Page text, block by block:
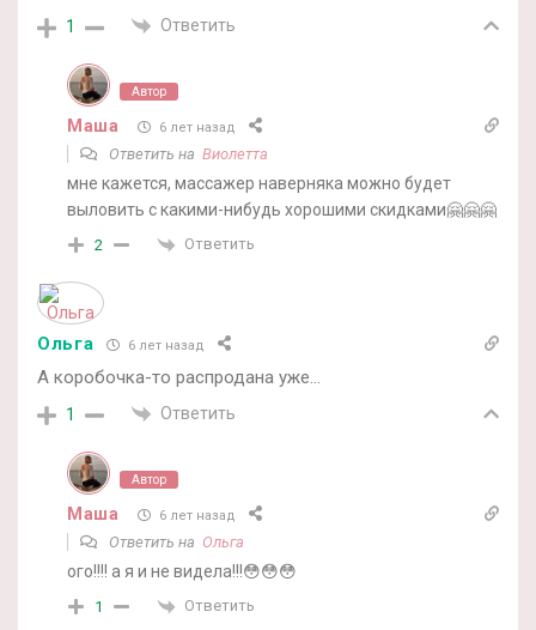
1 Ответить
Автор
Маша 6 лет назад
Ответить на Виолетта
мне кажется, массажер наверняка можно будет
выловить с какими-нибудь хорошими скидками🤗🤗🤗
2 Ответить
Ольга 6 лет назад
А коробочка-то распродана уже…
1 Ответить
Автор
Маша 6 лет назад
Ответить на Ольга
ого!!!! а я и не видела!!!😳😳😳
1 Ответить